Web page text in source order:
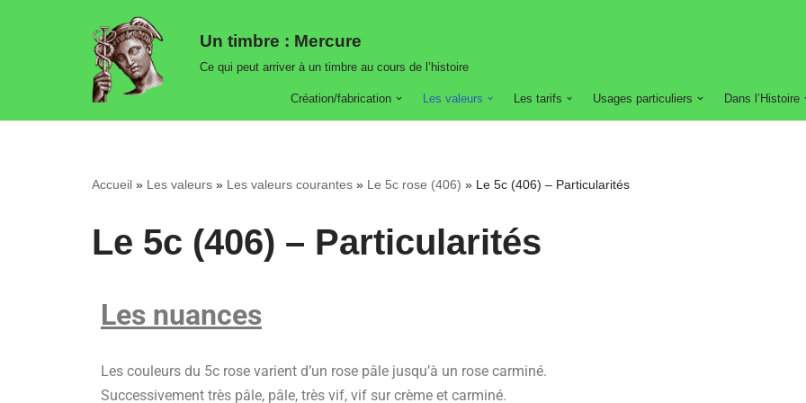
Un timbre : Mercure
Ce qui peut arriver à un timbre au cours de l’histoire
Création/fabrication Les valeurs Les tarifs Usages particuliers Dans l’Histoire
Accueil » Les valeurs » Les valeurs courantes » Le 5c rose (406) » Le 5c (406) – Particularités
Le 5c (406) – Particularités
Les nuances
Les couleurs du 5c rose varient d’un rose pâle jusqu’à un rose carminé.
Successivement très pâle, pâle, très vif, vif sur crème et carminé.